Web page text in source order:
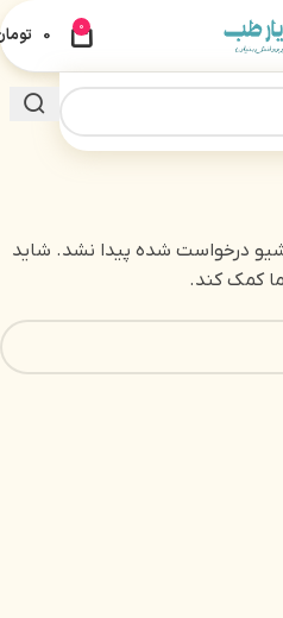
0
0
درخواست شده پیدا نشد. شاید
کمک کند.